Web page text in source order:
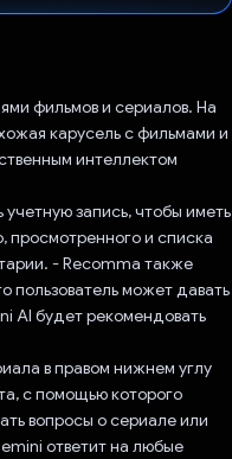
фильмов и сериалов. На
карусель с фильмами и
интеллектом
запись, чтобы иметь
просмотренного и списка
- Recomma также
пользователь может давать
AI будет рекомендовать
в правом нижнем углу
с помощью которого
вопросы о сериале или
ответит на любые